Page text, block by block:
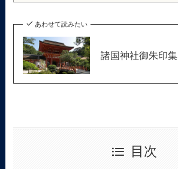
あわせて読みたい
諸国神社御朱印集
目次